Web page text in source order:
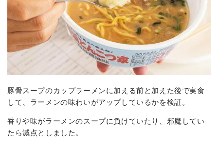
豚骨スープのカップラーメンに加える前と加えた後で実食
して、ラーメンの味わいがアップしているかを検証。
香りや味がラーメンのスープに負けていたり、邪魔してい
たら減点としました。